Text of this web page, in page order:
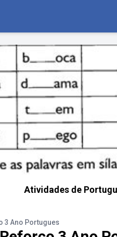
Atividades de
3 Ano Portugues